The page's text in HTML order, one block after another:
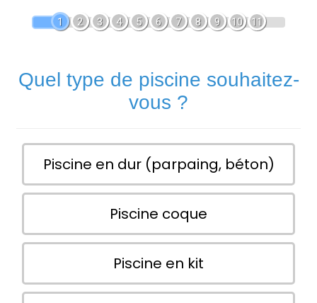
1 2 3 4 5 6 7 8 9 10 11
Quel type de piscine souhaitez-
vous ?
Piscine en dur (parpaing, béton)
Piscine coque
Piscine en kit